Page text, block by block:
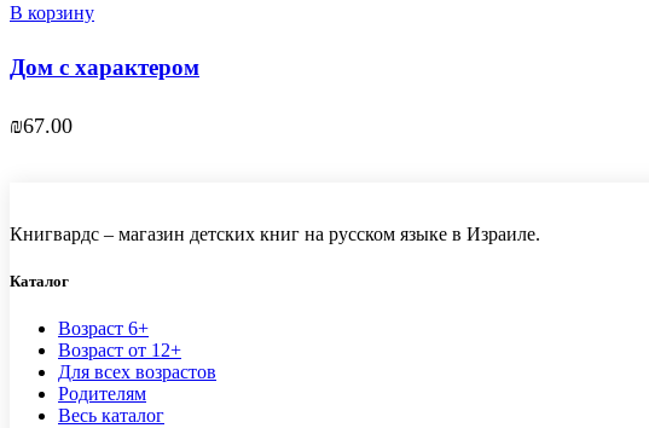
В корзину
Дом с характером
₪67.00
Книгвардс – магазин детских книг на русском языке в Израиле.
Каталог
Возраст 6+
Возраст от 12+
Для всех возрастов
Родителям
Весь каталог